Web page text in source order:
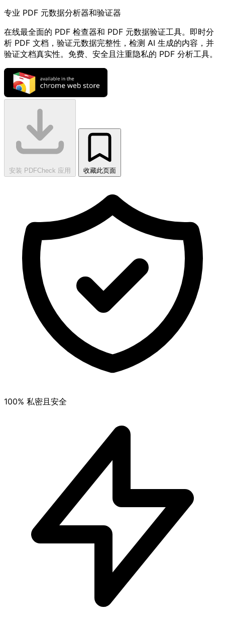
专业 PDF 元数据分析器和验证器
在线最全面的 PDF 检查器和 PDF 元数据验证工具。即时分
析 PDF 文档，验证元数据完整性，检测 AI 生成的内容，并
验证文档真实性。免费、安全且注重隐私的 PDF 分析工具。
安装 PDFCheck 应用 收藏此页面
100% 私密且安全